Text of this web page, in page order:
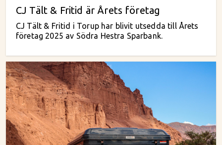
CJ Tält & Fritid är Årets företag
CJ Tält & Fritid i Torup har blivit utsedda till Årets
företag 2025 av Södra Hestra Sparbank.